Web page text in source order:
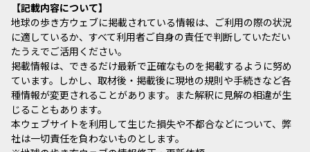
記載内容について
地球の歩き方ウェブに掲載されている情報は、ご利用の際の状況
に適しているか、すべて利用者ご自身の責任で判断していただい
たうえでご活用ください。
掲載情報は、できるだけ最新で正確なものを掲載するように努め
ています。しかし、取材後・掲載後に現地の規則や手続きなど各
種情報が変更されることがあります。また解釈に見解の相違が生
じることもあります。
本ウェブサイトを利用して生じた損失や不都合などについて、弊
社は一切責任を負わないものとします。